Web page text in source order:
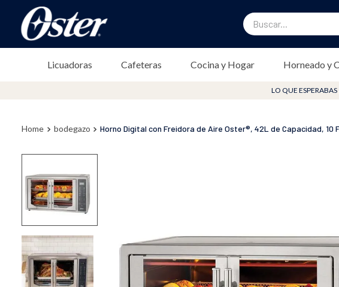
Buscar...
Licuadoras Cafeteras Cocina y Hogar Horneado y
LO QUE
bodegazo Horno Digital con Freidora de Aire Oster®, 42L de Capacidad,
TÉRMINOS MÁS BUSCADOS
1.
licuadora
4.
batidora
vaso licuadora
10. vaso